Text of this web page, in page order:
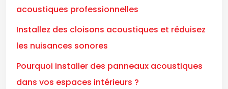
acoustiques professionnelles
Installez des cloisons acoustiques et réduisez
les nuisances sonores
Pourquoi installer des panneaux acoustiques
dans vos espaces intérieurs ?